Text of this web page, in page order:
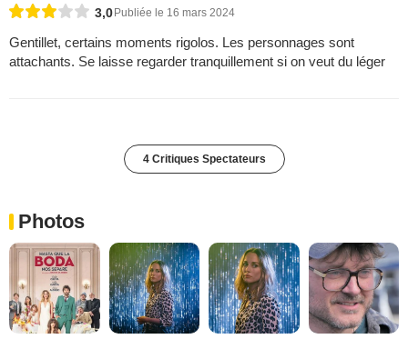
3,0 Publiée le 16 mars 2024
Gentillet, certains moments rigolos. Les personnages sont
attachants. Se laisse regarder tranquillement si on veut du léger
4 Critiques Spectateurs
Photos